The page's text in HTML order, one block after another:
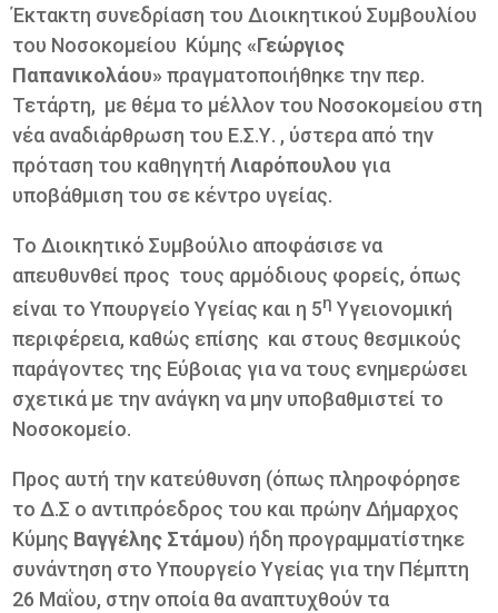
Έκτακτη συνεδρίαση του Διοικητικού Συμβουλίου
του Νοσοκομείου Κύμης«Γεώργιος
Παπανικολάου»πραγματοποιήθηκε την περ.
Τετάρτη, με θέμα το μέλλον του Νοσοκομείου στη
νέα αναδιάρθρωση του Ε.Σ.Υ. , ύστερα από την
πρόταση του καθηγητήΛιαρόπουλου για
υποβάθμιση του σε κέντρο υγείας.
Το Διοικητικό Συμβούλιο αποφάσισε να
απευθυνθεί προς τους αρμόδιους φορείς, όπως
είναι το Υπουργείο Υγείας και η 5η Υγειονομική
περιφέρεια, καθώς επίσης και στους θεσμικούς
παράγοντες της Εύβοιας για να τους ενημερώσει
σχετικά με την ανάγκη να μην υποβαθμιστεί το
Νοσοκομείο.
Προς αυτή την κατεύθυνση (όπως πληροφόρησε
το Δ.Σ ο αντιπρόεδρος του και πρώην Δήμαρχος
Κύμης Βαγγέλης Στάμου) ήδη προγραμματίστηκε
συνάντηση στο Υπουργείο Υγείας για την Πέμπτη
26 Μαΐου, στην οποία θα αναπτυχθούν τα